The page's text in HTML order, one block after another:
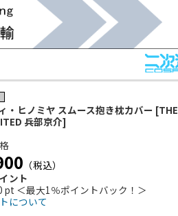
・ヒノミヤ スムース抱き枕カバー [THE
兵部京介]
（税込）
ント
pt ＜最大1％ポイントバック！＞
について